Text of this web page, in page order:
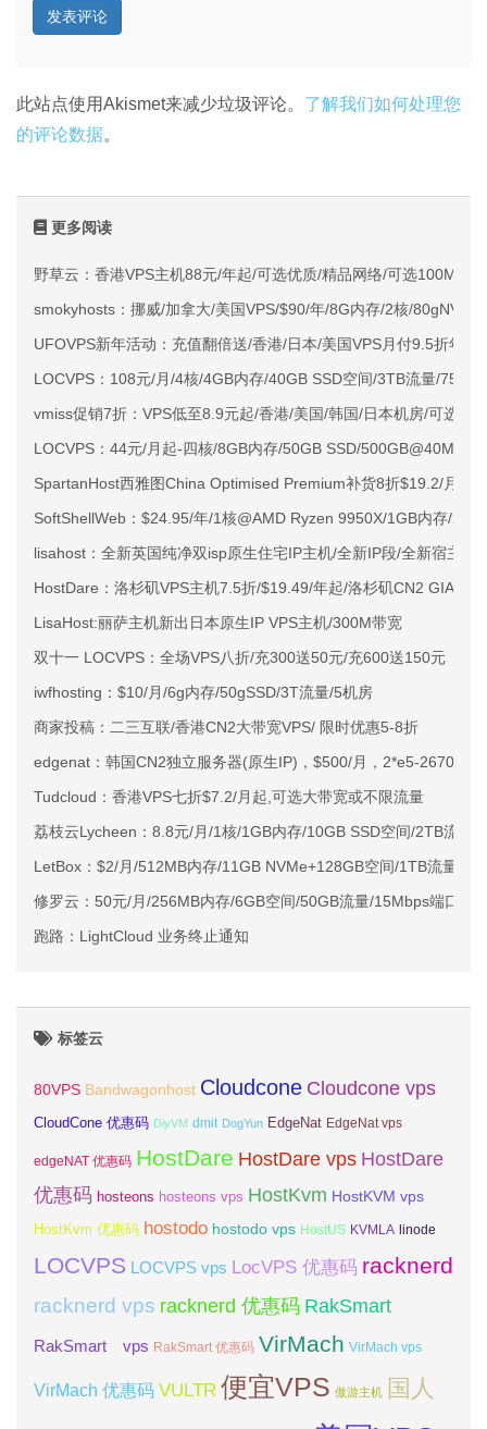
此站点使用Akismet来减少垃圾评论。 了解我们如何处理您
的评论数据。
更多阅读
野草云：香港VPS主机88元/年起/可选优质/精品网络/可选100M不
smokyhosts：挪威/加拿大/美国VPS/$90/年/8G内存/2核/
UFOVPS新年活动：充值翻倍送/香港/日本/美国VPS月付9.5折年
LOCVPS：108元/月/4核/4GB内存/40GB SSD空间/3TB流量/
vmiss促销7折：VPS低至8.9元起/香港/美国/韩国/日本机房/可选
LOCVPS：44元/月起-四核/8GB内存/50GB SSD/
SpartanHost西雅图China Optimised Premium补货8折$19.2/月起
SoftShellWeb：$24.95/年/1核@AMD Ryzen 9950X/1GB内存/
lisahost：全新英国纯净双isp原生住宅IP主机/全新IP段/全新宿主机
HostDare：洛杉矶VPS主机7.5折/$19.49/年起/洛杉矶CN2 GIA/日
LisaHost:丽萨主机新出日本原生IP VPS主机/300M带宽
双十一 LOCVPS：全场VPS八折/充300送50元/充600送150元
iwfhosting：$10/月/6g内存/50gSSD/3T流量/5机房
商家投稿：二三互联/香港CN2大带宽VPS/ 限时优惠5-8折
edgenat：韩国CN2独立服务器(原生IP)，$500/月，2*e5-2670v3/
Tudcloud：香港VPS七折$7.2/月起,可选大带宽或不限流量
荔枝云Lycheen：8.8元/月/1核/1GB内存/10GB SSD空间/2TB流量
LetBox：$2/月/512MB内存/11GB NVMe+128GB空间/1TB流量/
修罗云：50元/月/256MB内存/6GB空间/50GB流量/15Mbps端口/
跑路：LightCloud 业务终止通知
标签云
80VPS Bandwagonhost Cloudcone Cloudcone vps
CloudCone 优惠码 DiyVM dmit DogYun EdgeNat EdgeNat vps
edgeNAT 优惠码 HostDare HostDare vps HostDare
优惠码 hosteons hosteons vps HostKvm HostKVM vps
HostKvm 优惠码 hostodo hostodo vps HostUS KVMLA linode
LOCVPS LOCVPS vps LocVPS 优惠码 racknerd
racknerd vps racknerd 优惠码 RakSmart
RakSmart vps RakSmart 优惠码 VirMach VirMach vps
VirMach 优惠码 VULTR 便宜VPS 傲游主机 国人